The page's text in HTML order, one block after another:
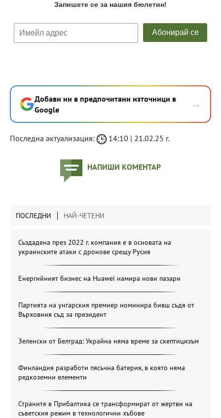
Добави ни в предпочитани източници в
Google
→
Последна актуализация: 14:10 | 21.02.25 г.
НАПИШИ КОМЕНТАР
ПОСЛЕДНИ НАЙ-ЧЕТЕНИ
Създадена през 2022 г. компания е в основата на
украинските атаки с дронове срещу Русия
Енергийният бизнес на Huawei намира нови пазари
Партията на унгарския премиер номинира бивш съдя от
Върховния съд за президент
Зеленски от Белград: Украйна няма време за скептицизъм
Финландия разработи пясъчна батерия, в която няма
редкоземни елементи
Страните в Прибалтика се трансформират от жертви на
съветския режим в технологични хъбове